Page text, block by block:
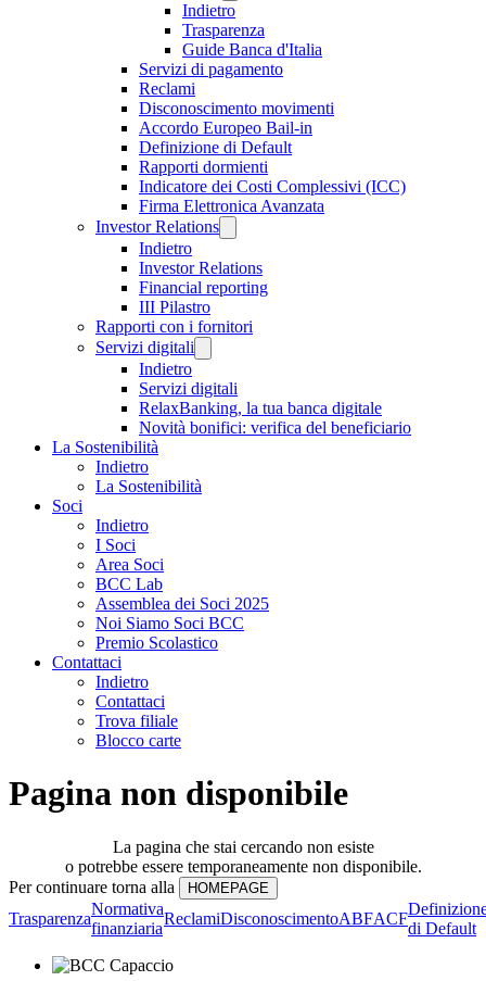
Indietro
Trasparenza
Guide Banca d'Italia
Servizi di pagamento
Reclami
Disconoscimento movimenti
Accordo Europeo Bail-in
Definizione di Default
Rapporti dormienti
Indicatore dei Costi Complessivi (ICC)
Firma Elettronica Avanzata
Investor Relations
Indietro
Investor Relations
Financial reporting
III Pilastro
Rapporti con i fornitori
Servizi digitali
Indietro
Servizi digitali
RelaxBanking, la tua banca digitale
Novità bonifici: verifica del beneficiario
La Sostenibilità
Indietro
La Sostenibilità
Soci
Indietro
I Soci
Area Soci
BCC Lab
Assemblea dei Soci 2025
Noi Siamo Soci BCC
Premio Scolastico
Contattaci
Indietro
Contattaci
Trova filiale
Blocco carte
Pagina non disponibile
La pagina che stai cercando non esiste
o potrebbe essere temporaneamente non disponibile.
Per continuare torna alla
Trasparenza
Normativa
finanziaria
ReclamiDisconoscimentoABFACF
di Default